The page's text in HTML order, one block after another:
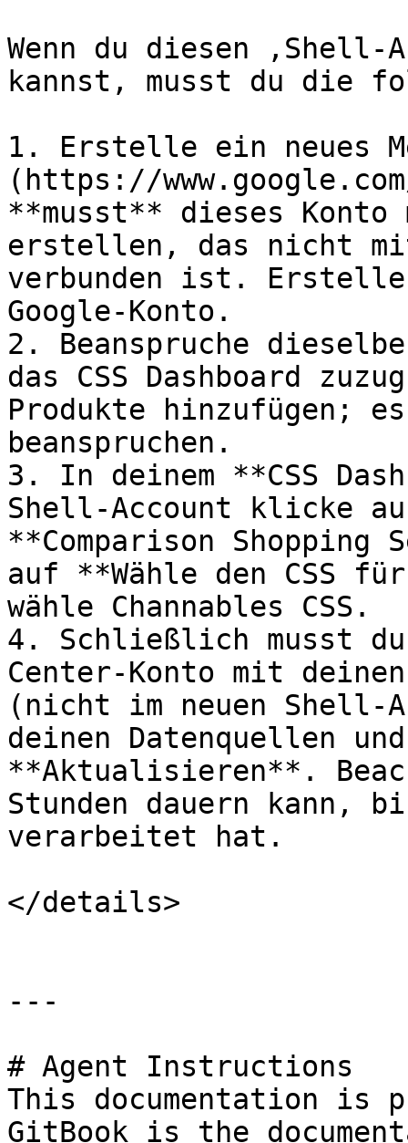
Wenn du diesen
kannst, musst du die
1. Erstelle ein neues
(https://
**musst** dieses Konto
erstellen, das nicht mit
verbunden ist.
Google-Konto.
2. Beanspruche
das CSS Dashboard
Produkte hinzufügen;
beanspruchen.
3. In deinem **CSS
Shell-Account klicke
**Comparison
auf **Wähle den CSS
wähle Channables CSS.
4. Schließlich musst
Center-Konto mit
(nicht im neuen Shell-
deinen Datenquellen
**Aktualisieren**.
Stunden dauern kann,
verarbeitet hat.
</details>
---
# Agent Instructions
This documentation is
GitBook is the